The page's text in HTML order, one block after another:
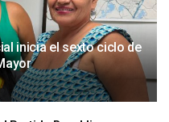
inicia el sexto ciclo de